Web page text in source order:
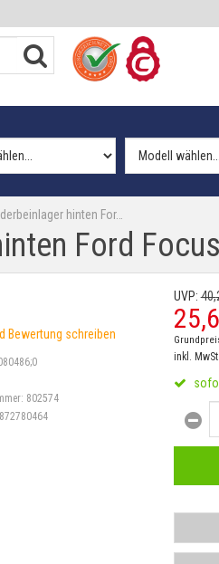
hinten For…
Ford
Bewertung schreiben
802574
UVP:40,
25,
inkl. MwSt.